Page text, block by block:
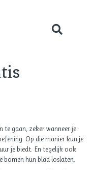
te gaan, zeker wanneer je
Op die manier kun je
je biedt. En tegelijk ook
bomen hun blad loslaten.